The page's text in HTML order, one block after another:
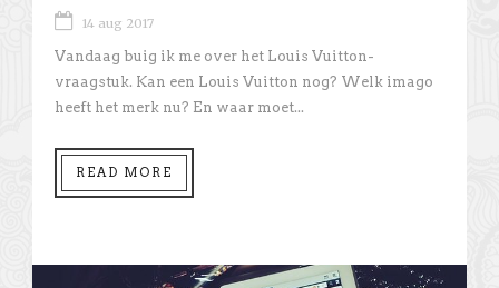
14 aug 2017
Vandaag buig ik me over het Louis Vuitton-
vraagstuk. Kan een Louis Vuitton nog? Welk imago
heeft het merk nu? En waar moet...
READ MORE